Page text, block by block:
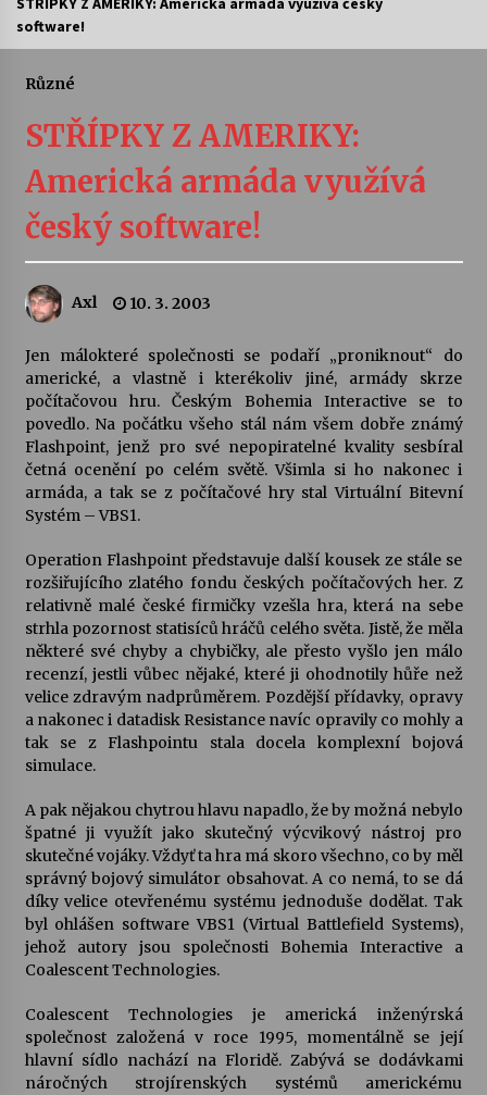
Vernisáž výstavy Josefíny Duškové: Stávám se
30. 7. 2026
Veselí muzikanti
30. 7. 2026
šedesátka: 28. 7.–1. 8. 2026
28. 7. 2026
Letní koncerty ve Stromovce: Kolchoz a
Jenakaši
28. 7. 2026
23. 7. 2026
Letní koncerty ve Stromovce: Rufus Miller
22. 7. 2026
Vysočinka
17. 7. 2026
Ozvěny prázdnin
14. 7. 2026
Za kulturou kousek za Humpolec. V Želivě ožije
odkaz Josefa Čapka
13. 7. 2026
Varhanní recitál Michala Novenka v Klášteře
Želiv
3. 7. 2026
software!
Různé
STŘÍPKY Z AMERIKY:
Americká armáda využívá
český software!
Axl 10. 3. 2003
Jen málokteré společnosti se podaří „proniknout“ do
americké, a vlastně i kterékoliv jiné, armády skrze
počítačovou hru. Českým Bohemia Interactive se to
povedlo. Na počátku všeho stál nám všem dobře známý
Flashpoint, jenž pro své nepopiratelné kvality sesbíral
četná ocenění po celém světě. Všimla si ho nakonec i
armáda, a tak se z počítačové hry stal Virtuální Bitevní
Systém – VBS1.
Operation Flashpoint představuje další kousek ze stále se
rozšiřujícího zlatého fondu českých počítačových her. Z
relativně malé české firmičky vzešla hra, která na sebe
strhla pozornost statisíců hráčů celého světa. Jistě, že měla
některé své chyby a chybičky, ale přesto vyšlo jen málo
recenzí, jestli vůbec nějaké, které ji ohodnotily hůře než
velice zdravým nadprůměrem. Pozdější přídavky, opravy
a nakonec i datadisk Resistance navíc opravily co mohly a
tak se z Flashpointu stala docela komplexní bojová
simulace.
A pak nějakou chytrou hlavu napadlo, že by možná nebylo
špatné ji využít jako skutečný výcvikový nástroj pro
skutečné vojáky. Vždyť ta hra má skoro všechno, co by měl
správný bojový simulátor obsahovat. A co nemá, to se dá
díky velice otevřenému systému jednoduše dodělat. Tak
byl ohlášen software VBS1 (Virtual Battlefield Systems),
jehož autory jsou společnosti Bohemia Interactive a
Coalescent Technologies.
Coalescent Technologies je americká inženýrská
společnost založená v roce 1995, momentálně se její
hlavní sídlo nachází na Floridě. Zabývá se dodávkami
náročných strojírenských systémů americkému